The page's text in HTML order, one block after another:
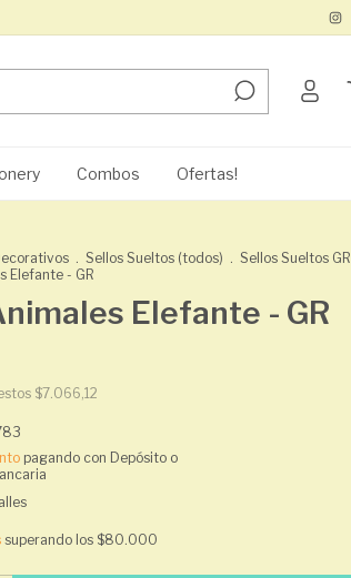
Combos Ofertas!
. Sellos Sueltos (todos) . Sellos Sueltos GR
Elefante - GR
Elefante - GR
$7.066,12
pagando con Depósito o
superando los $80.000